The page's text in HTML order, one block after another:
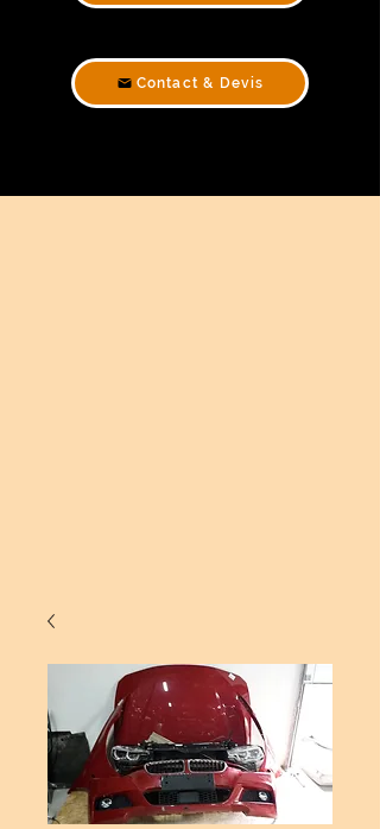
Contact & Devis